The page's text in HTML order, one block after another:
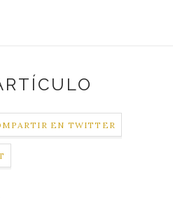
EN TWITTER